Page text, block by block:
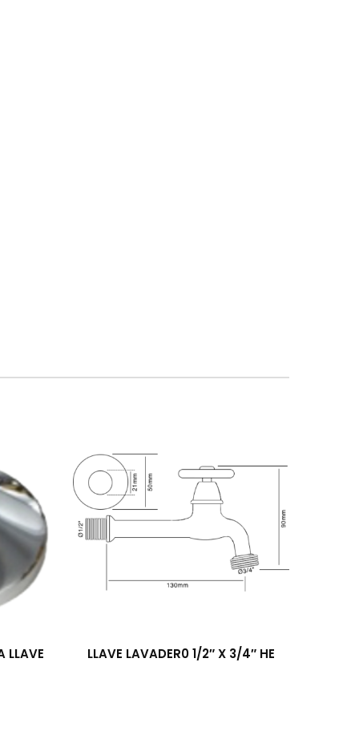
LLAVE
LLAVE LAVADER0 1/2″ X 3/4″ HE